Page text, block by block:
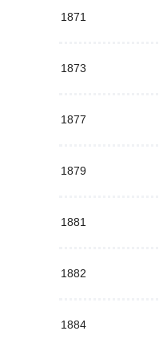
1871
1873
1877
1879
1881
1882
1884